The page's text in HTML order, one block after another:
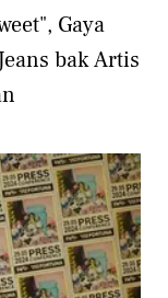
Gaya
bak Artis